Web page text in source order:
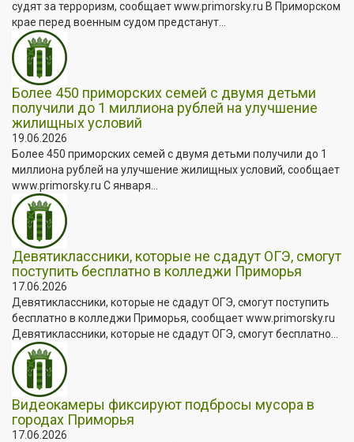
судят за терроризм, сообщает www.primorsky.ru В Приморском
крае перед военным судом предстанут...
Более 450 приморских семей с двумя детьми
получили до 1 миллиона рублей на улучшение
жилищных условий
19.06.2026
Более 450 приморских семей с двумя детьми получили до 1
миллиона рублей на улучшение жилищных условий, сообщает
www.primorsky.ru С января...
Девятиклассники, которые не сдадут ОГЭ, смогут
поступить бесплатно в колледжи Приморья
17.06.2026
Девятиклассники, которые не сдадут ОГЭ, смогут поступить
бесплатно в колледжи Приморья, сообщает www.primorsky.ru
Девятиклассники, которые не сдадут ОГЭ, смогут бесплатно...
Видеокамеры фиксируют подбросы мусора в
городах Приморья
17.06.2026